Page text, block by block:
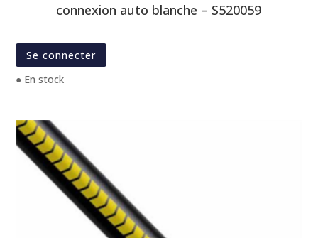
connexion auto blanche – S520059
Se connecter
● En stock